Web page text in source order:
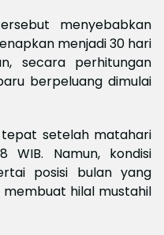
menyebabkan
menjadi 30 hari
secara perhitungan
berpeluang dimulai
tepat setelah matahari
WIB. Namun, kondisi
posisi bulan yang
hilal mustahil